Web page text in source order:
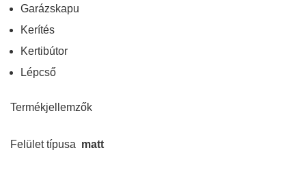
Garázskapu
Kerítés
Kertibútor
Lépcső
Termékjellemzők
Felület típusa matt